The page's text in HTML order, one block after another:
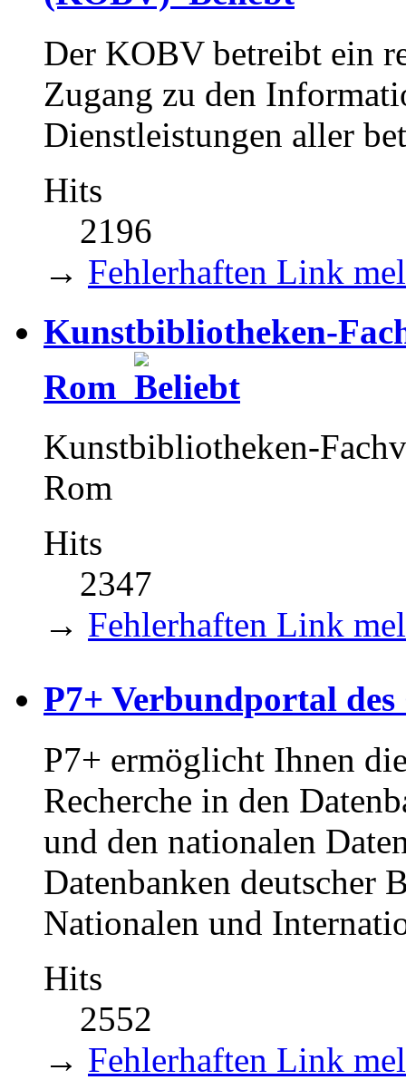
Der KOBV betreibt ein
Zugang zu den
Dienstleistungen aller
Hits
2196
→ Fehlerhaften Link
Kunstbibliotheken-
Rom
Kunstbibliotheken-
Rom
Hits
2347
→ Fehlerhaften Link
P7+ Verbundportal
P7+ ermöglicht Ihnen
Recherche in den
und den nationalen
Datenbanken deutscher
Nationalen und
Hits
2552
→ Fehlerhaften Link